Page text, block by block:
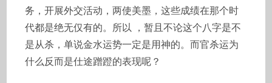
务，开展外交活动，两使美墨，这些成绩在那个时
代都是绝无仅有的。所以 ，暂且不论这个八字是不
是从杀，单说金水运势一定是用神的。而官杀运为
什么反而是仕途蹭蹬的表现呢？